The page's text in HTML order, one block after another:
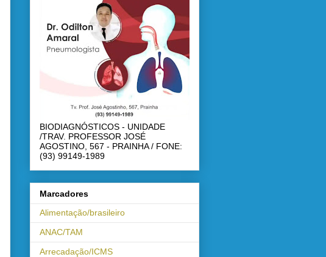
BIODIAGNÓSTICOS - UNIDADE
/TRAV. PROFESSOR JOSÉ
AGOSTINO, 567 - PRAINHA / FONE:
(93) 99149-1989
Marcadores
Alimentação/brasileiro
ANAC/TAM
Arrecadação/ICMS